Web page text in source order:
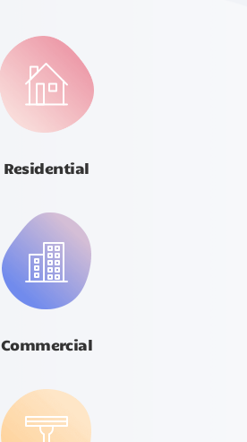
Residential
Commercial